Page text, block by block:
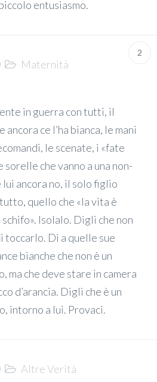
entusiasmo.
2
Maternità
in guerra con tutti, il
ce l’ha bianca, le mani
le scenate, i «fate
sorelle che vanno a una non-
ancora no, il solo figlio
quello che «la vita è
Isolalo. Digli che non
toccarlo. Dì a quelle sue
bianche che non è un
ma che deve stare in camera
d’arancia. Digli che è un
intorno a lui. Provaci.
Altre Verità